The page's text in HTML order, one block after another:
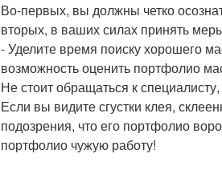
Во-первых, вы должны четко
вторых, в ваших силах принять
- Уделите время поиску хорошего
возможность оценить портфолио
Не стоит обращаться к
Если вы видите сгустки клея,
подозрения, что его портфолио
портфолио чужую работу!